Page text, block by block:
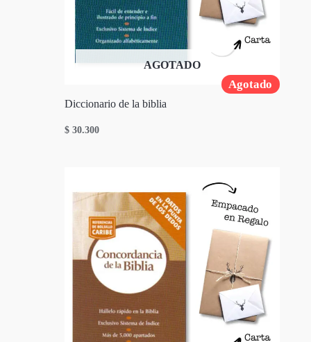
Agotado
AGOTADO
Diccionario de la biblia
$ 30.300